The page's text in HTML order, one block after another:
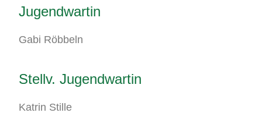
Jugendwartin
Gabi Röbbeln
Stellv. Jugendwartin
Katrin Stille